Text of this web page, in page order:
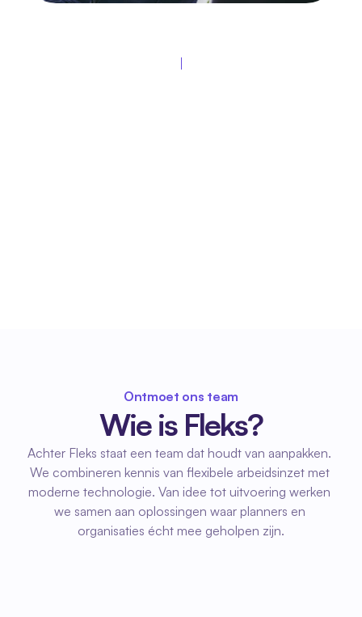
Ontmoet ons team
Wie is Fleks?
Achter Fleks staat een team dat houdt van aanpakken.
We combineren kennis van flexibele arbeidsinzet met
moderne technologie. Van idee tot uitvoering werken
we samen aan oplossingen waar planners en
organisaties écht mee geholpen zijn.